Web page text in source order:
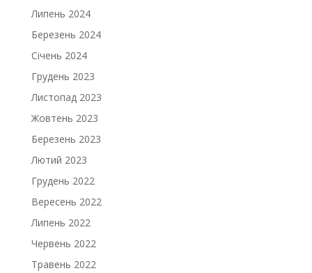
Липень 2024
Березень 2024
Січень 2024
Грудень 2023
Листопад 2023
Жовтень 2023
Березень 2023
Лютий 2023
Грудень 2022
Вересень 2022
Липень 2022
Червень 2022
Травень 2022